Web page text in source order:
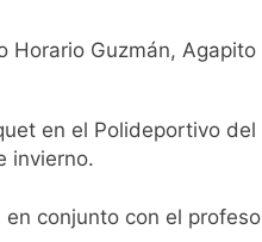
Horario Guzmán,
en el Polideportivo
invierno.
conjunto con el